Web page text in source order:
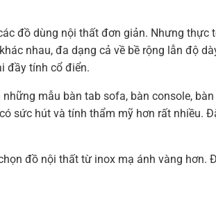
đồ dùng nội thất đơn giản. Nhưng thực
nhau, đa dạng cả về bề rộng lẫn độ
đầy tính cổ điển.
mẫu bàn tab sofa, bàn console, bàn
sức hút và tính thẩm mỹ hơn rất nhiều.
đồ nội thất từ inox mạ ánh vàng hơn.